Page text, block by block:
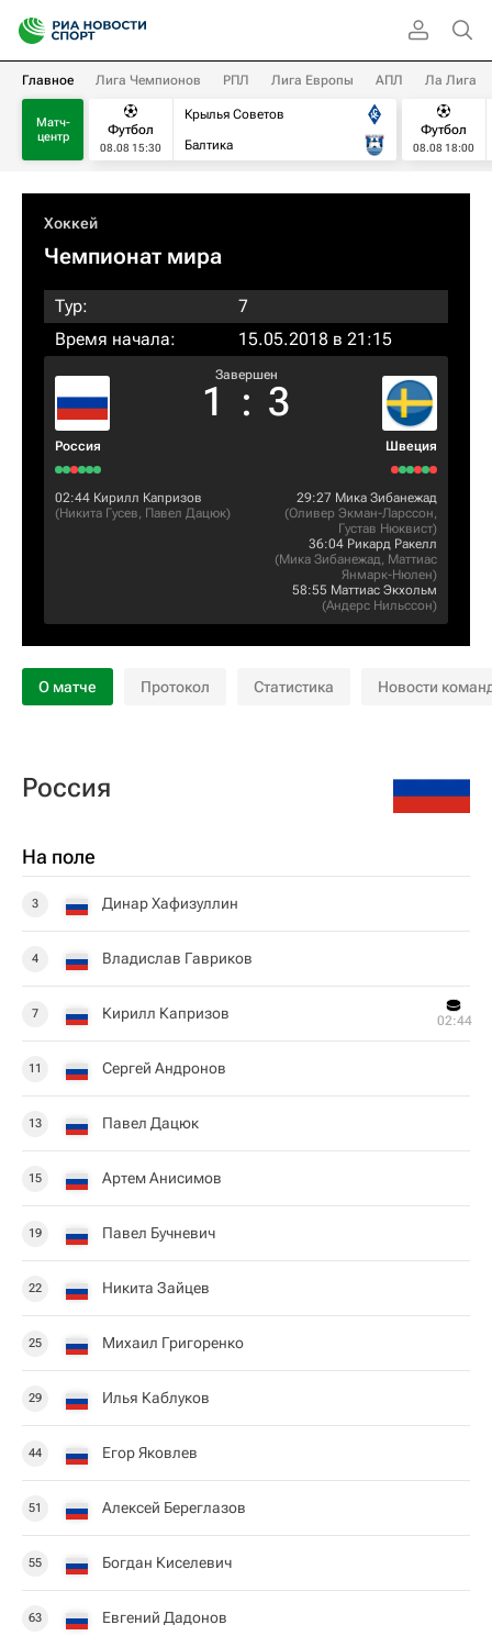
Главное Лига Чемпионов РПЛ Лига Европы АПЛ Ла Лига
Матч-
центр
Футбол
08.08 15:30
Крылья Советов
Балтика
Футбол
08.08 18:00
Хоккей
Чемпионат мира
Тур:
7
Время начала:
15.05.2018 в 21:15
Россия
Завершен
1 : 3
Швеция
02:44 Кирилл Капризов
(Никита Гусев, Павел Дацюк)
29:27 Мика Зибанежад
(Оливер Экман-Ларссон,
Густав Нюквист)
36:04 Рикард Ракелл
(Мика Зибанежад, Маттиас
Янмарк-Нюлен)
58:55 Маттиас Экхольм
(Андерс Нильссон)
О матче Протокол Статистика Новости
Россия
На поле
3 Динар Хафизуллин
4 Владислав Гавриков
7 Кирилл Капризов 02:44
11 Сергей Андронов
13 Павел Дацюк
15 Артем Анисимов
19 Павел Бучневич
22 Никита Зайцев
25 Михаил Григоренко
29 Илья Каблуков
44 Егор Яковлев
51 Алексей Береглазов
55 Богдан Киселевич
63 Евгений Дадонов